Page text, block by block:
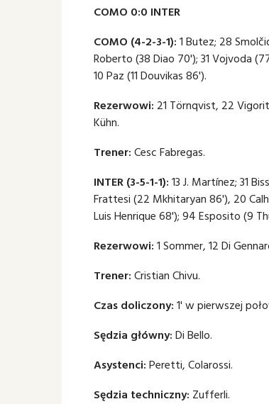
COMO 0:0 INTER
COMO (4-2-3-1): 1 Butez; 28
Roberto (38 Diao 70'); 31 Vojvoda
10 Paz (11 Douvikas 86').
Rezerwowi: 21 Törnqvist, 22
Kühn.
Trener: Cesc Fabregas.
INTER (3-5-1-1): 13 J. Martínez; 31
Frattesi (22 Mkhitaryan 86'), 20
Luis Henrique 68'); 94 Esposito (9
Rezerwowi: 1 Sommer, 12 Di
Trener: Cristian Chivu.
Czas doliczony: 1' w pierwszej
Sędzia główny: Di Bello.
Asystenci: Peretti, Colarossi.
Sędzia techniczny: Zufferli.